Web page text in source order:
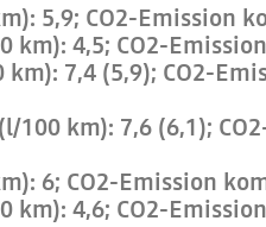
5,9; CO2-Emission
4,5; CO2-
7,4 (5,9); CO2-
km): 7,6 (6,1);
6; CO2-Emission
4,6; CO2-